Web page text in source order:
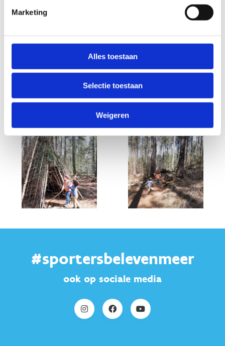
Marketing
Alles toestaan
Selectie toestaan
Weigeren
#sportersbelevenmeer
ook op sociale media